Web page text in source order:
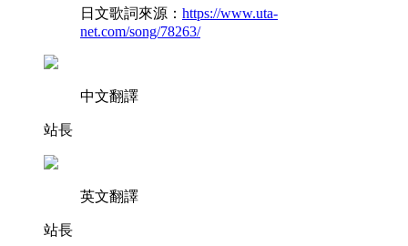
日文歌詞來源： https://www.uta-
net.com/song/78263/
中文翻譯
站長
英文翻譯
站長